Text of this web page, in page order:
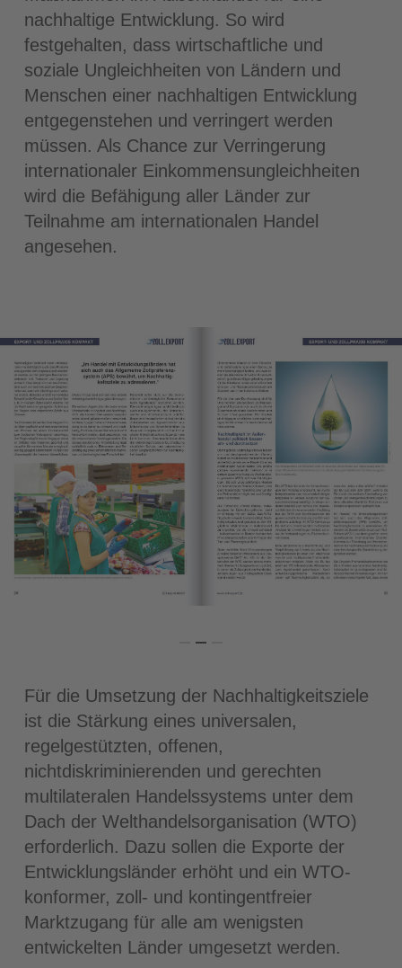
nachhaltige Entwicklung. So wird
festgehalten, dass wirtschaftliche und
soziale Ungleichheiten von Ländern und
Menschen einer nachhaltigen Entwicklung
entgegenstehen und verringert werden
müssen. Als Chance zur Verringerung
internationaler Einkommensungleichheiten
wird die Befähigung aller Länder zur
Teilnahme am internationalen Handel
angesehen.
Für die Umsetzung der Nachhaltigkeitsziele
ist die Stärkung eines universalen,
regelgestützten, offenen,
nichtdiskriminierenden und gerechten
multilateralen Handelssystems unter dem
Dach der Welthandelsorganisation (WTO)
erforderlich. Dazu sollen die Exporte der
Entwicklungsländer erhöht und ein WTO-
konformer, zoll- und kontingentfreier
Marktzugang für alle am wenigsten
entwickelten Länder umgesetzt werden.